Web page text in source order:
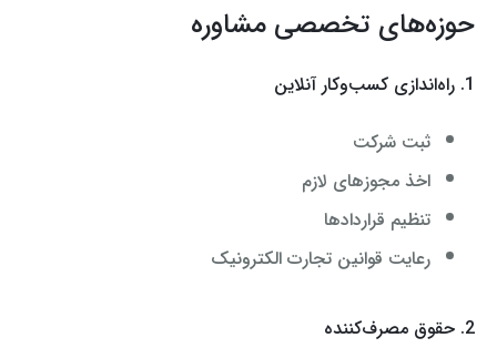
حوزه‌های تخصصی مشاوره
1. راه‌اندازی کسب‌وکار آنلاین
ثبت شرکت
اخذ مجوزهای لازم
تنظیم قراردادها
رعایت قوانین تجارت الکترونیک
2. حقوق مصرف‌کننده